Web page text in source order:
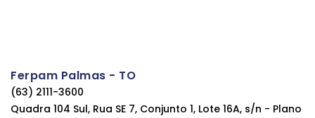
Ferpam Palmas - TO
(63) 2111-3600
Quadra 104 Sul, Rua SE 7, Conjunto 1, Lote 16A, s/n - Plano